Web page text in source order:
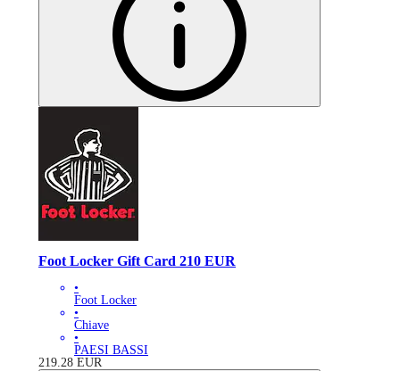
Foot Locker Gift Card 210 EUR
•
Foot Locker
•
Chiave
•
PAESI BASSI
219.28 EUR